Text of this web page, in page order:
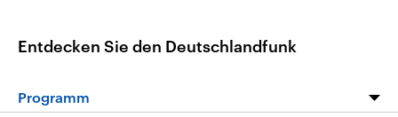
Entdecken Sie den Deutschlandfunk
Programm